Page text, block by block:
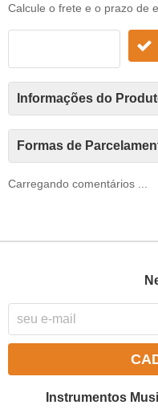
Calcule o frete e o prazo de
Informações do
Formas de
Carregando comentários ...
Instrumentos